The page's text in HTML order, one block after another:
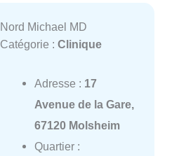
Nord Michael MD
Catégorie : Clinique
Adresse : 17
Avenue de la Gare,
67120 Molsheim
Quartier :